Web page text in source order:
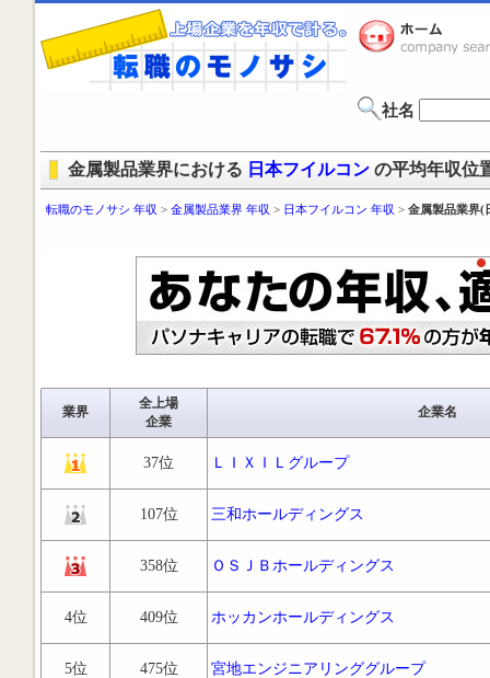
社名
金属製品業界における 日本フイルコン の平均年収位
転職のモノサシ 年収 > 金属製品業界 年収 > 日本フイルコン 年収 > 金属製品業界(
業界
全上場
企業
企業名
37位 ＬＩＸＩＬグループ
107位 三和ホールディングス
358位 ＯＳＪＢホールディングス
4位 409位 ホッカンホールディングス
5位 475位 宮地エンジニアリンググループ